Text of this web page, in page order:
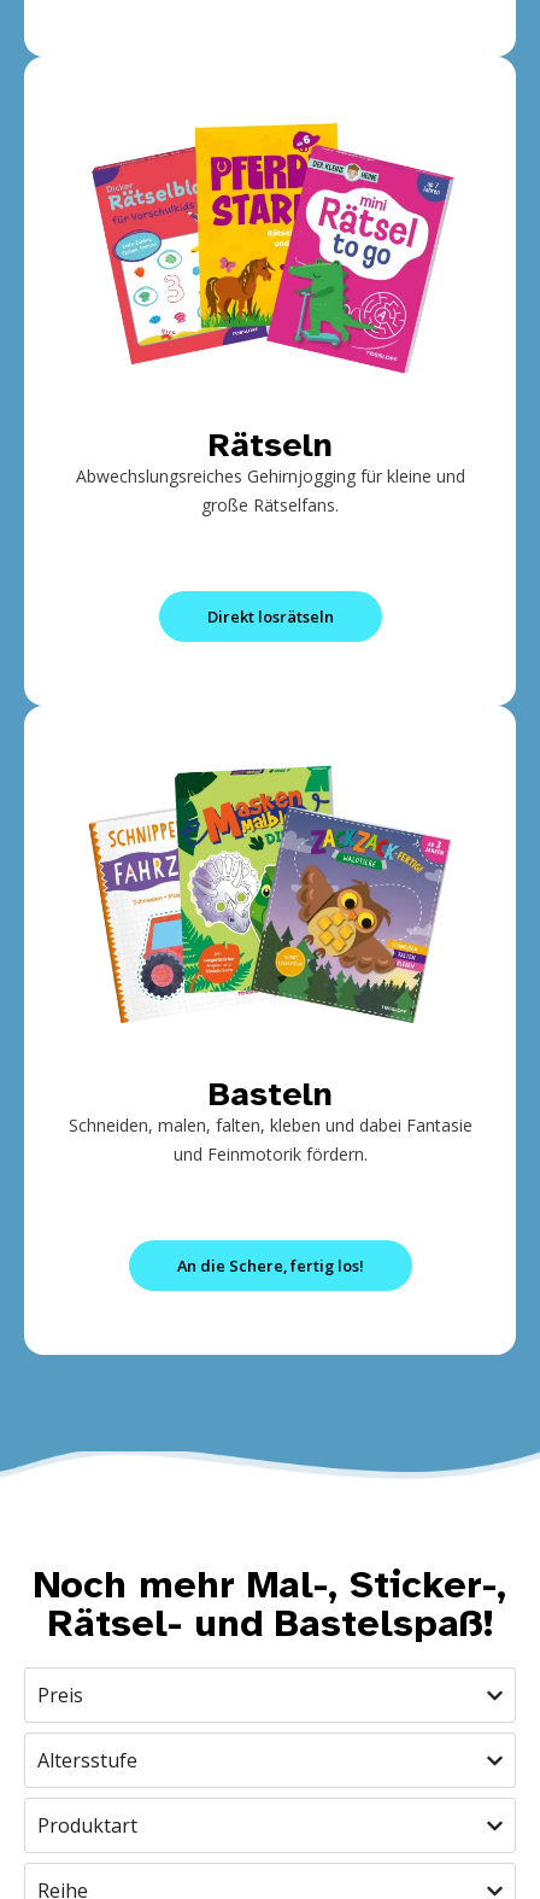
Rätseln
Abwechslungsreiches Gehirnjogging für kleine und
große Rätselfans.
Direkt losrätseln
Basteln
Schneiden, malen, falten, kleben und dabei Fantasie
und Feinmotorik fördern.
An die Schere, fertig los!
Noch mehr Mal-, Sticker-,
Rätsel- und Bastelspaß!
Preis
Altersstufe
Produktart
Reihe